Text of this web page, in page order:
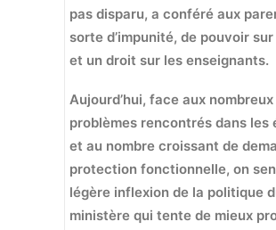
pas disparu, a conféré aux
sorte d’impunité, de pouvoir sur
et un droit sur les enseignants.
Aujourd’hui, face aux nombreux
problèmes rencontrés dans les
et au nombre croissant de
protection fonctionnelle, on
légère inflexion de la politique
ministère qui tente de mieux